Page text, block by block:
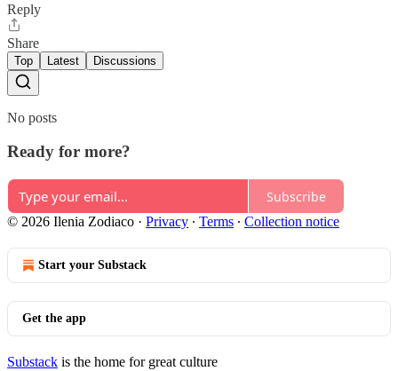
Reply
Share
Top Latest Discussions
No posts
Ready for more?
Subscribe
© 2026 Ilenia Zodiaco · Privacy ∙ Terms ∙ Collection notice
Start your Substack
Get the app
Substack is the home for great culture